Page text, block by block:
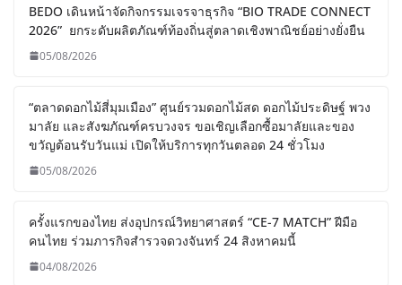
BEDO เดินหน้าจัดกิจกรรมเจรจาธุรกิจ “BIO TRADE CONNECT
2026” ยกระดับผลิตภัณฑ์ท้องถิ่นสู่ตลาดเชิงพาณิชย์อย่างยั่งยืน
05/08/2026
“ตลาดดอกไม้สี่มุมเมือง” ศูนย์รวมดอกไม้สด ดอกไม้ประดิษฐ์ พวง
มาลัย และสังฆภัณฑ์ครบวงจร ขอเชิญเลือกซื้อมาลัยและของ
ขวัญต้อนรับวันแม่ เปิดให้บริการทุกวันตลอด 24 ชั่วโมง
05/08/2026
ครั้งแรกของไทย ส่งอุปกรณ์วิทยาศาสตร์ “CE-7 MATCH” ฝีมือ
คนไทย ร่วมภารกิจสำรวจดวงจันทร์ 24 สิงหาคมนี้
04/08/2026